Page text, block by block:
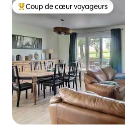
Coups de cœur voyageurs les
Coup de cœur voyageurs